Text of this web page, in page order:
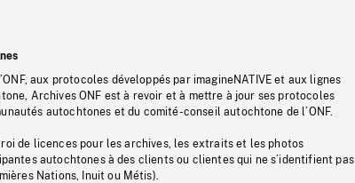
aux protocoles développés par imagineNATIVE et aux lignes
Archives ONF est à revoir et à mettre à jour ses protocoles
autochtones et du comité-conseil autochtone de l’ONF.
de licences pour les archives, les extraits et les photos
autochtones à des clients ou clientes qui ne s’identifient pas
Nations, Inuit ou Métis).